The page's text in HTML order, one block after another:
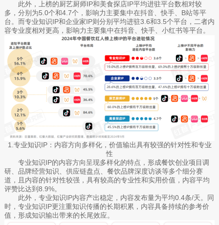
此外，上榜的厨艺厨师IP和美食探店IP平均进驻平台数相对较
多，分别为5.0个和4.7个，影响力主要集中在抖音、快手、B站等平
台。而专业知识IP和企业家IP则分别平均进驻3.6和3.5个平台，二者内
容专业度相对更高，影响力主要集中在抖音、快手、小红书等平台。
1.专业知识IP：内容方向多样化，价值输出具有较强的针对性和专业
性
专业知识IP的内容方向呈现多样化的特点，形成餐饮创业项目调
研、品牌经营知识、供应链盘点、餐饮品牌深度访谈等多个细分赛
道，且内容的针对性较强，具有较高的专业性和实用价值，内容平均
评赞比达到8.9%。
此外，专业知识IP内容产出稳定，内容发布量为平均0.4条/天。同
时，专业知识IP更注重知识传播的长期积累，内容具备持续的参考价
值，形成知识输出带来的长尾效应。